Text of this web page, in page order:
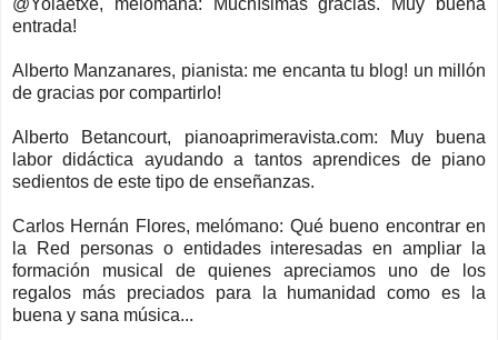
entrada!
Alberto Manzanares, pianista: me encanta tu blog! un millón
de gracias por compartirlo!
Alberto Betancourt, pianoaprimeravista.com: Muy buena
labor didáctica ayudando a tantos aprendices de piano
sedientos de este tipo de enseñanzas.
Carlos Hernán Flores, melómano: Qué bueno encontrar en
la Red personas o entidades interesadas en ampliar la
formación musical de quienes apreciamos uno de los
regalos más preciados para la humanidad como es la
buena y sana música...